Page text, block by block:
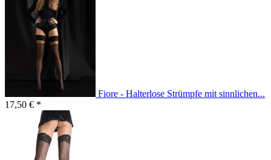
Fiore - Halterlose Strümpfe mit sinnlichen...
17,50 € *